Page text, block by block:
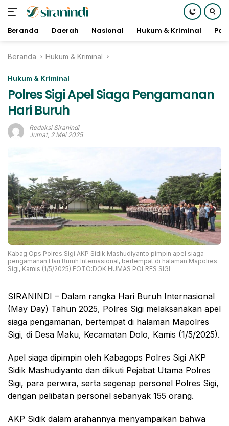
Beranda Daerah Nasional Hukum & Kriminal
Beranda Hukum & Kriminal
Hukum & Kriminal
Polres Sigi Apel Siaga Pengamanan
Hari Buruh
Redaksi Siranindi
Jumat, 2 Mei 2025
Kabag Ops Polres Sigi AKP Sidik Mashudiyanto pimpin apel siaga
pengamanan Hari Buruh Internasional, bertempat di halaman Mapolres
Sigi, Kamis (1/5/2025).FOTO:DOK HUMAS POLRES SIGI
SIRANINDI – Dalam rangka Hari Buruh Internasional
(May Day) Tahun 2025, Polres Sigi melaksanakan apel
siaga pengamanan, bertempat di halaman Mapolres
Sigi, di Desa Maku, Kecamatan Dolo, Kamis (1/5/2025).
Apel siaga dipimpin oleh Kabagops Polres Sigi AKP
Sidik Mashudiyanto dan diikuti Pejabat Utama Polres
Sigi, para perwira, serta segenap personel Polres Sigi,
dengan pelibatan personel sebanyak 155 orang.
AKP Sidik dalam arahannya menyampaikan bahwa